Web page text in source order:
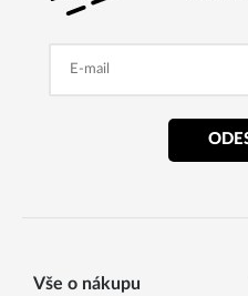
Vše o nákupu